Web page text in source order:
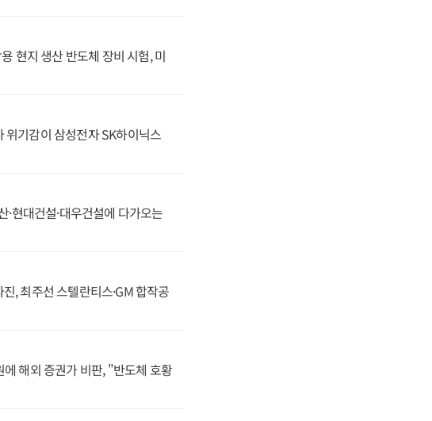
현지 생산 반도체 장비 시험, 미
기감이 삼성전자 SK하이닉스
현대건설·대우건설에 다가오는
, 최주선 스텔란티스·GM 합작공
해외 증권가 비판, "반도체 호황